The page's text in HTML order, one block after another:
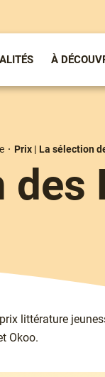
À
Prix | La sélection
des
littérature
Okoo.